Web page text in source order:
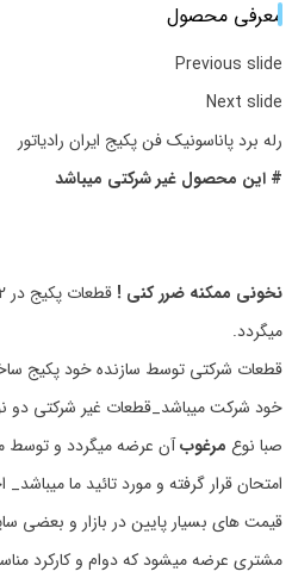
معرفی محصول
Previous slide
Next slide
رله برد پاناسونیک فن پکیج ایران رادیاتور
# این محصول غیر شرکتی میباشد
نخونی ممکنه ضرر کنی !
میگردد.
قطعات شرکتی توسط سازنده خود پکیج
خود شرکت میباشد_قطعات غیر شرکتی دو
صبا نوع مرغوبآن عرضه میگردد و توسط
امتحان قرار گرفته و مورد تائید ما
قیمت های بسیار پایین در بازار و بعضی
مشتری عرضه میشود که دوام و کارکرد